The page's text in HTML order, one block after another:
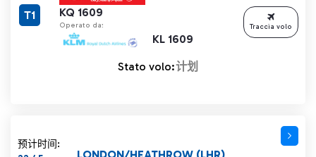
KQ 1609
Operato da:
KL 1609
T1
Stato volo:计划
Traccia volo
预计时间: